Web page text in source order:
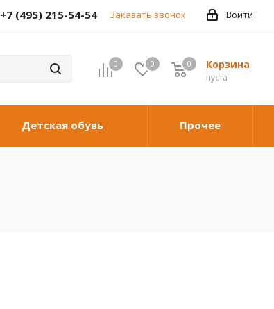
Войти
+7 (495) 215-54-54 Заказать звонок
0 0 Корзина
0
пуста
0
Детская обувь Прочее